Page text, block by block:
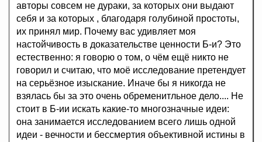
авторы совсем не дураки, за которых они выдают
себя и за которых , благодаря голубиной простоты,
их принял мир. Почему вас удивляет моя
настойчивость в доказательстве ценности Б-и? Это
естественно: я говорю о том, о чём ещё никто не
говорил и считаю, что моё исследование претендует
на серьёзное изыскание. Иначе бы я никогда не
взялась бы за это очень обременитльное дело.... Не
стоит в Б-ии искать какие-то многозначные идеи:
она занимается исследованием всего лишь одной
идеи - вечности и бессмертия объективной истины в